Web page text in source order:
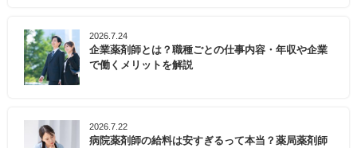
2026.7.24
企業薬剤師とは？職種ごとの仕事内容・年収や企業
で働くメリットを解説
2026.7.22
病院薬剤師の給料は安すぎるって本当？薬局薬剤師